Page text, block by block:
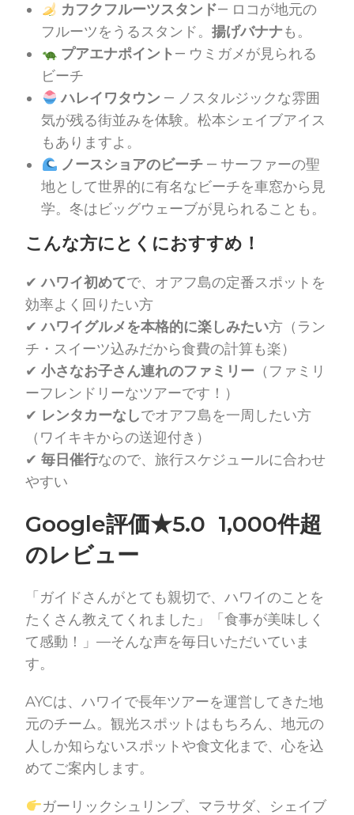
カフクフルーツスタンド— ロコが地元の
フルーツをうるスタンド。揚げバナナも。
プアエナポイント— ウミガメが見られる
ビーチ
ハレイワタウン — ノスタルジックな雰囲
気が残る街並みを体験。松本シェイブアイス
もありますよ。
ノースショアのビーチ— サーファーの聖
地として世界的に有名なビーチを車窓から見
学。冬はビッグウェーブが見られることも。
こんな方にとくにおすすめ！
✔ハワイ初めてで、オアフ島の定番スポットを
効率よく回りたい方
✔ハワイグルメを本格的に楽しみたい方（ラン
チ・スイーツ込みだから食費の計算も楽）
✔小さなお子さん連れのファミリー （ファミリ
ーフレンドリーなツアーです！）
✔ レンタカーなしでオアフ島を一周したい方
（ワイキキからの送迎付き）
✔毎日催行なので、旅行スケジュールに合わせ
やすい
Google評価★5.0 1,000件超
のレビュー
「ガイドさんがとても親切で、ハワイのことを
たくさん教えてくれました」「食事が美味しく
て感動！」—そんな声を毎日いただいていま
す。
AYCは、ハワイで長年ツアーを運営してきた地
元のチーム。観光スポットはもちろん、地元の
人しか知らないスポットや食文化まで、心を込
めてご案内します。
ガーリックシュリンプ、マラサダ、シェイブ